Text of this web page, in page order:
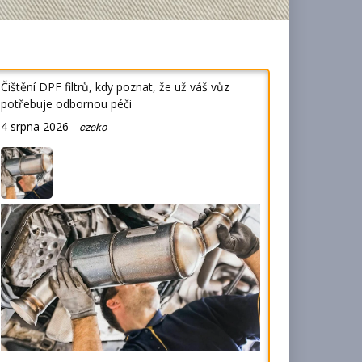
Čištění DPF filtrů, kdy poznat, že už váš vůz
potřebuje odbornou péči
4 srpna 2026 - czeko